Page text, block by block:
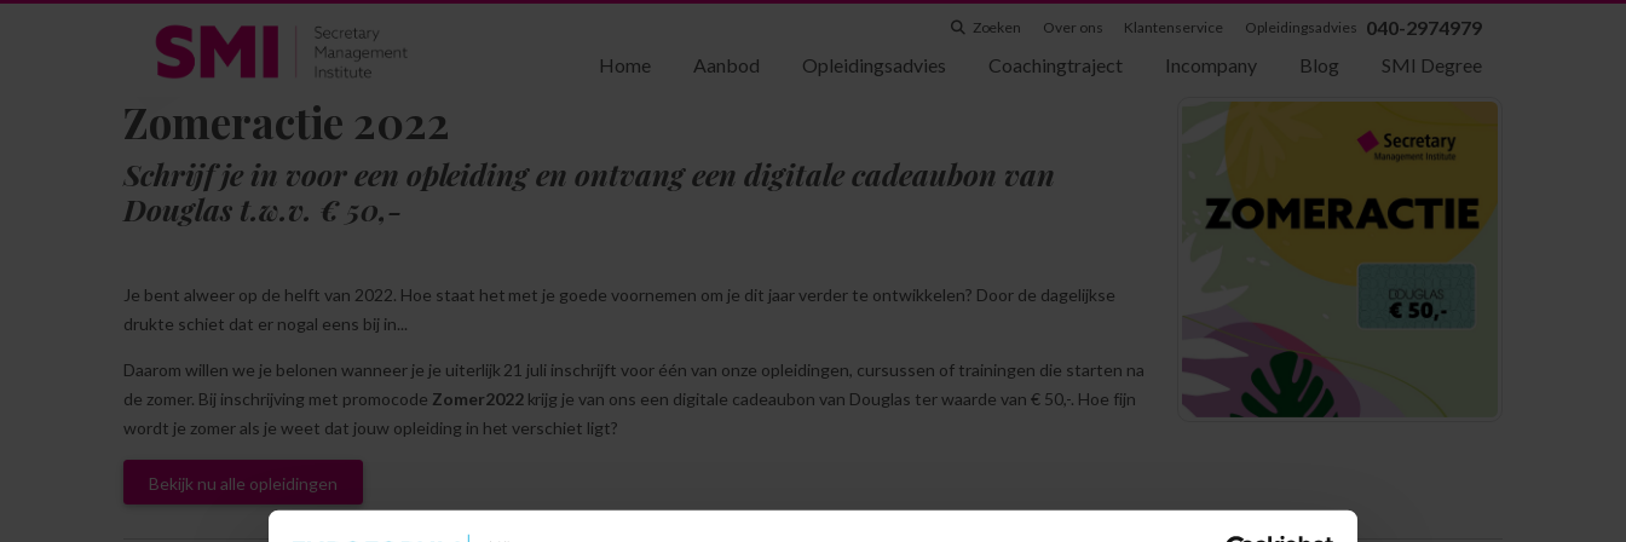
Zoeken Over ons Klantenservice Opleidingsadvies 040-2974979
Home
Aanbod Opleidingsadvies Coachingtraject Incompany Blog SMI Degree
Zomeractie 2022
Schrijf je in voor een opleiding en ontvang een digitale cadeaubon van
Douglas t.w.v. € 50,-
Je bent alweer op de helft van 2022. Hoe staat het met je goede voornemen om je dit jaar verder te ontwikkelen? Door de dagelijkse
drukte schiet dat er nogal eens bij in...
Daarom willen we je belonen wanneer je je uiterlijk 21 juli inschrijft voor één van onze opleidingen, cursussen of trainingen die starten na
de zomer. Bij inschrijving met promocode Zomer2022krijg je van ons een digitale cadeaubon van Douglas ter waarde van € 50,-. Hoe fijn
wordt je zomer als je weet dat jouw opleiding in het verschiet ligt?
Bekijk nu alle opleidingen